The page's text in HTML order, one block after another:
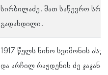
სირბილაძე. მათ საწევრო
გადახდილი.
1917 წელს ნინო სვიმონის
და არჩილ რაჟდენის ძე